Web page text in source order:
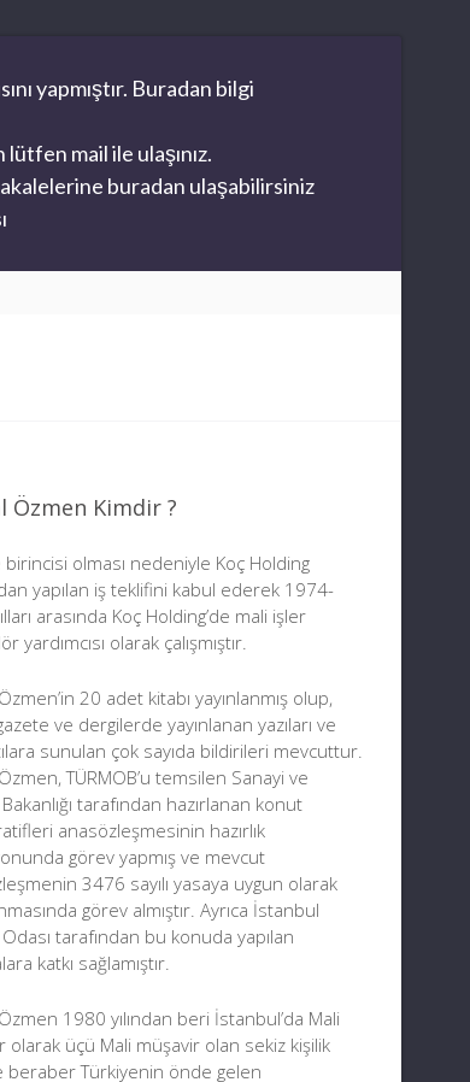
yapmıştır. Buradan bilgi
mail ile ulaşınız.
buradan ulaşabilirsiniz
Özmen Kimdir ?
birincisi olması nedeniyle Koç Holding
yapılan iş teklifini kabul ederek 1974-
arasında Koç Holding’de mali işler
yardımcısı olarak çalışmıştır.
20 adet kitabı yayınlanmış olup,
ve dergilerde yayınlanan yazıları ve
sunulan çok sayıda bildirileri mevcuttur.
TÜRMOB’u temsilen Sanayi ve
tarafından hazırlanan konut
anasözleşmesinin hazırlık
görev yapmış ve mevcut
3476 sayılı yasaya uygun olarak
görev almıştır. Ayrıca İstanbul
tarafından bu konuda yapılan
katkı sağlamıştır.
1980 yılından beri İstanbul’da Mali
olarak üçü Mali müşavir olan sekiz kişilik
beraber Türkiyenin önde gelen